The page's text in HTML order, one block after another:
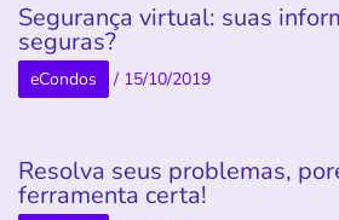
Segurança virtual: suas
seguras?
eCondos / 15/10/2019
Resolva seus problemas,
ferramenta certa!